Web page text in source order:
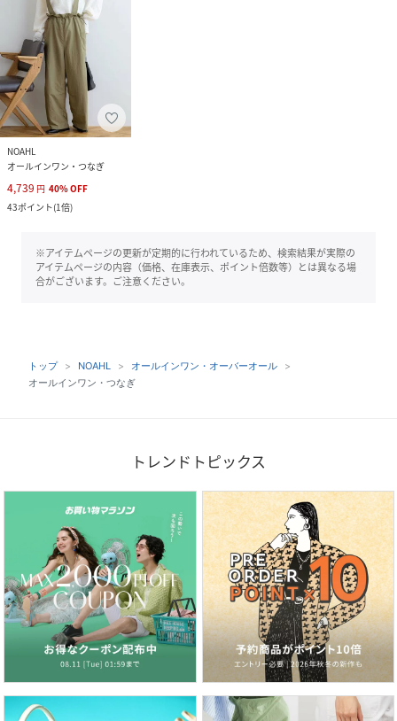
NOAHL
オールインワン・つなぎ
4,739 円 40%OFF
43ポイント(1倍)
※アイテムページの更新が定期的に行われているため、検索結果が実際の
アイテムページの内容（価格、在庫表示、ポイント倍数等）とは異なる場
合がございます。ご注意ください。
トップ NOAHL
オールインワン・オーバーオール
オールインワン・つなぎ
トレンドトピックス